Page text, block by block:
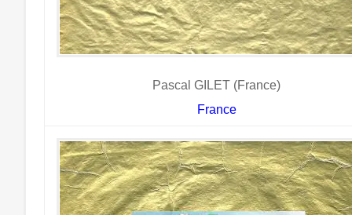
Pascal GILET (France)
France